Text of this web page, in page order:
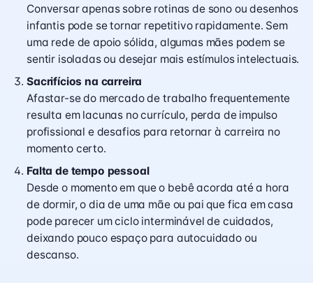
Conversar apenas sobre rotinas de sono ou desenhos
infantis pode se tornar repetitivo rapidamente. Sem
uma rede de apoio sólida, algumas mães podem se
sentir isoladas ou desejar mais estímulos intelectuais.
Sacrifícios na carreira
Afastar-se do mercado de trabalho frequentemente
resulta em lacunas no currículo, perda de impulso
profissional e desafios para retornar à carreira no
momento certo.
Falta de tempo pessoal
Desde o momento em que o bebê acorda até a hora
de dormir, o dia de uma mãe ou pai que fica em casa
pode parecer um ciclo interminável de cuidados,
deixando pouco espaço para autocuidado ou
descanso.